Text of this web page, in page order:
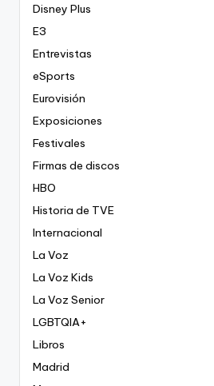
Disney Plus
E3
Entrevistas
eSports
Eurovisión
Exposiciones
Festivales
Firmas de discos
HBO
Historia de TVE
Internacional
La Voz
La Voz Kids
La Voz Senior
LGBTQIA+
Libros
Madrid